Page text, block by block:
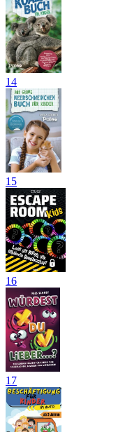
14
15
16
17